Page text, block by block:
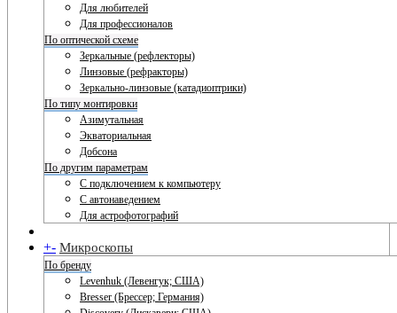
Для любителей
Для профессионалов
По оптической схеме
Зеркальные (рефлекторы)
Линзовые (рефракторы)
Зеркально-линзовые (катадиоптрики)
По типу монтировки
Азимутальная
Экваториальная
Добсона
По другим параметрам
С подключением к компьютеру
С автонаведением
Для астрофотографий
+- Микроскопы
По бренду
Levenhuk (Левенгук; США)
Bresser (Брессер; Германия)